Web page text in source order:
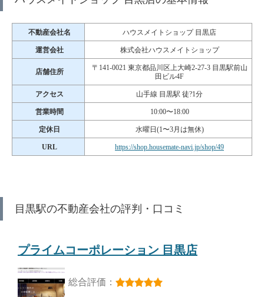
不動産会社名 ハウスメイトショップ 目黒店
運営会社 株式会社ハウスメイトショップ
店舗住所
〒141-0021 東京都品川区上大崎2-27-3 目黒駅前山
田ビル4F
アクセス 山手線 目黒駅 徒?1分
営業時間 10:00〜18:00
定休日 水曜日(1〜3月は無休)
URL https://shop.housemate-navi.jp/shop/49
目黒駅の不動産会社の評判・口コミ
プライムコーポレーション 目黒店
総合評価：